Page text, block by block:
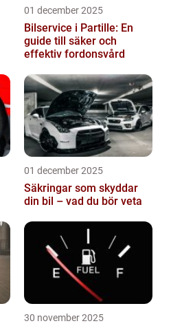
01 december 2025
Bilservice i Partille: En
guide till säker och
effektiv fordonsvård
01 december 2025
Säkringar som skyddar
din bil – vad du bör veta
30 november 2025